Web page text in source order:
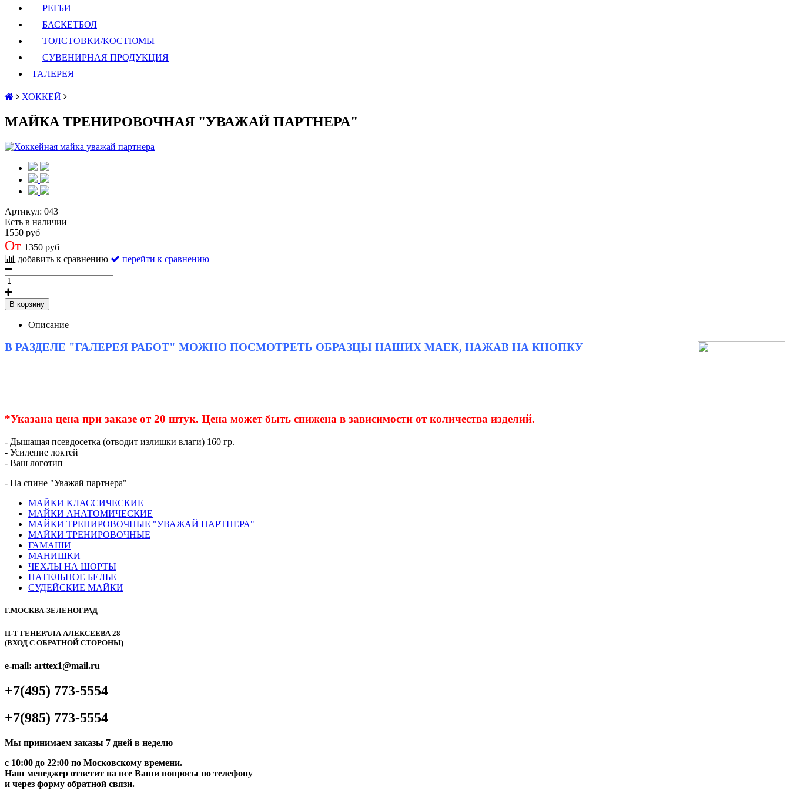
РЕГБИ
БАСКЕТБОЛ
ТОЛСТОВКИ/КОСТЮМЫ
СУВЕНИРНАЯ ПРОДУКЦИЯ
ГАЛЕРЕЯ
ХОККЕЙ
МАЙКА ТРЕНИРОВОЧНАЯ "УВАЖАЙ ПАРТНЕРА"
Артикул: 043
Есть в наличии
1550 руб
От 1350 руб
добавить к сравнению
перейти к сравнению
В корзину
Описание
В РАЗДЕЛЕ "ГАЛЕРЕЯ РАБОТ" МОЖНО ПОСМОТРЕТЬ ОБРАЗЦЫ НАШИХ МАЕК, НАЖАВ НА КНОПКУ
*Указана цена при заказе от 20 штук. Цена может быть снижена в зависимости от количества изделий.
- Дышащая псевдосетка (отводит излишки влаги) 160 гр.
- Усиление локтей
- Ваш логотип
- На спине "Уважай партнера"
МАЙКИ КЛАССИЧЕСКИЕ
МАЙКИ АНАТОМИЧЕСКИЕ
МАЙКИ ТРЕНИРОВОЧНЫЕ "УВАЖАЙ ПАРТНЕРА"
МАЙКИ ТРЕНИРОВОЧНЫЕ
ГАМАШИ
МАНИШКИ
ЧЕХЛЫ НА ШОРТЫ
НАТЕЛЬНОЕ БЕЛЬЕ
СУДЕЙСКИЕ МАЙКИ
Г.МОСКВА-ЗЕЛЕНОГРАД
П-Т ГЕНЕРАЛА АЛЕКСЕЕВА 28
(ВХОД С ОБРАТНОЙ СТОРОНЫ)
e-mail: arttex1@mail.ru
+7(495) 773-5554
+7(985) 773-5554
Мы принимаем заказы 7 дней в неделю
с 10:00 до 22:00 по Московскому времени.
Наш менеджер ответит на все Ваши вопросы по телефону
и через форму обратной связи.